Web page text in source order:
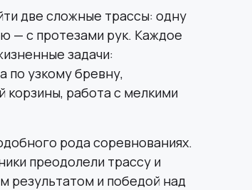
две сложные трассы: одну
— с протезами рук. Каждое
задачи:
по узкому бревну,
работа с мелкими
рода соревнованиях.
преодолели трассу и
результатом и победой над